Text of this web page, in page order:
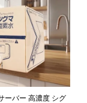
ーバー 高濃度 シグ